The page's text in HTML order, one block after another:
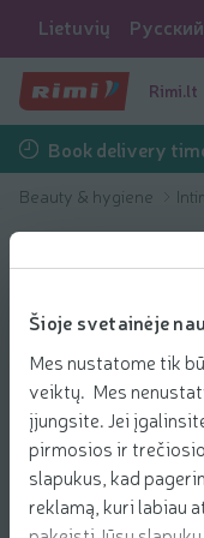
Šioje svetainėje
Mes nustatome tik
veiktų. Mes
įjungsite. Jei
pirmosios ir
slapukus, kad
reklamą, kuri labiau
Lietuvių Русский
Rimi.lt
Book delivery
Beauty & hygiene